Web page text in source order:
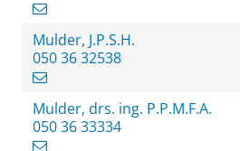
Mulder, J.P.S.H.
050 36 32538
Mulder, drs. ing. P.P.M.F.A.
050 36 33334